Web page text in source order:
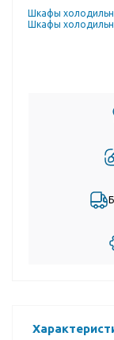
Шкафы
Шкафы